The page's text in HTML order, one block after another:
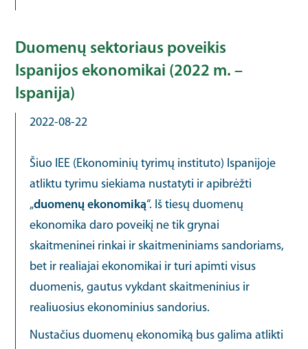
Duomenų sektoriaus poveikis
Ispanijos ekonomikai (2022 m. –
Ispanija)
2022-08-22
Šiuo IEE (Ekonominių tyrimų instituto) Ispanijoje
atliktu tyrimu siekiama nustatyti ir apibrėžti
„duomenų ekonomiką“. Iš tiesų duomenų
ekonomika daro poveikį ne tik grynai
skaitmeninei rinkai ir skaitmeniniams sandoriams,
bet ir realiajai ekonomikai ir turi apimti visus
duomenis, gautus vykdant skaitmeninius ir
realiuosius ekonominius sandorius.
Nustačius duomenų ekonomiką bus galima atlikti